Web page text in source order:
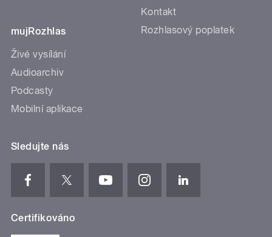
mujRozhlas
Živé vysílání
Audioarchiv
Podcasty
Mobilní aplikace
Kontakt
Rozhlasový poplatek
Sledujte nás
Certifikováno